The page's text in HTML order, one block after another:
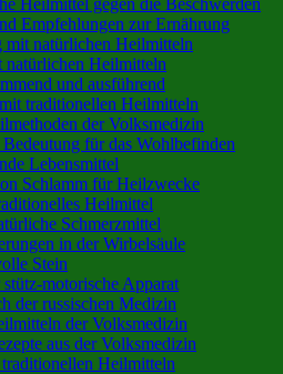
Empfehlungen zur Ernährung
mit natürlichen Heilmitteln
natürlichen Heilmitteln
und ausführend
traditionellen Heilmitteln
der Volksmedizin
für das Wohlbefinden
Lebensmittel
Schlamm für Heilzwecke
Heilmittel
Schmerzmittel
in der Wirbelsäule
Stein
motorische Apparat
der russischen Medizin
der Volksmedizin
aus der Volksmedizin
Heilmitteln